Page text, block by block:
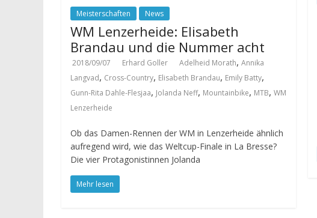
Meisterschaften News
WM Lenzerheide: Elisabeth
Brandau und die Nummer acht
2018/09/07 Erhard Goller Adelheid Morath, Annika
Langvad, Cross-Country, Elisabeth Brandau, Emily Batty,
Gunn-Rita Dahle-Flesjaa, Jolanda Neff, Mountainbike, MTB, WM
Lenzerheide
Ob das Damen-Rennen der WM in Lenzerheide ähnlich
aufregend wird, wie das Weltcup-Finale in La Bresse?
Die vier Protagonistinnen Jolanda
Mehr lesen